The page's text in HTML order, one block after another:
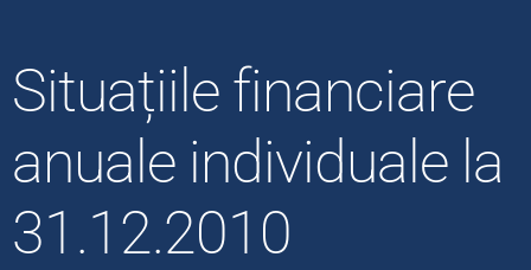
Situațiile financiare
anuale individuale la
31.12.2010